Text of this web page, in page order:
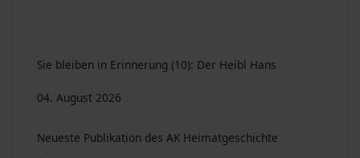
Sie bleiben in Erinnerung (10): Der Heibl Hans
04. August 2026
Neueste Publikation des AK Heimatgeschichte